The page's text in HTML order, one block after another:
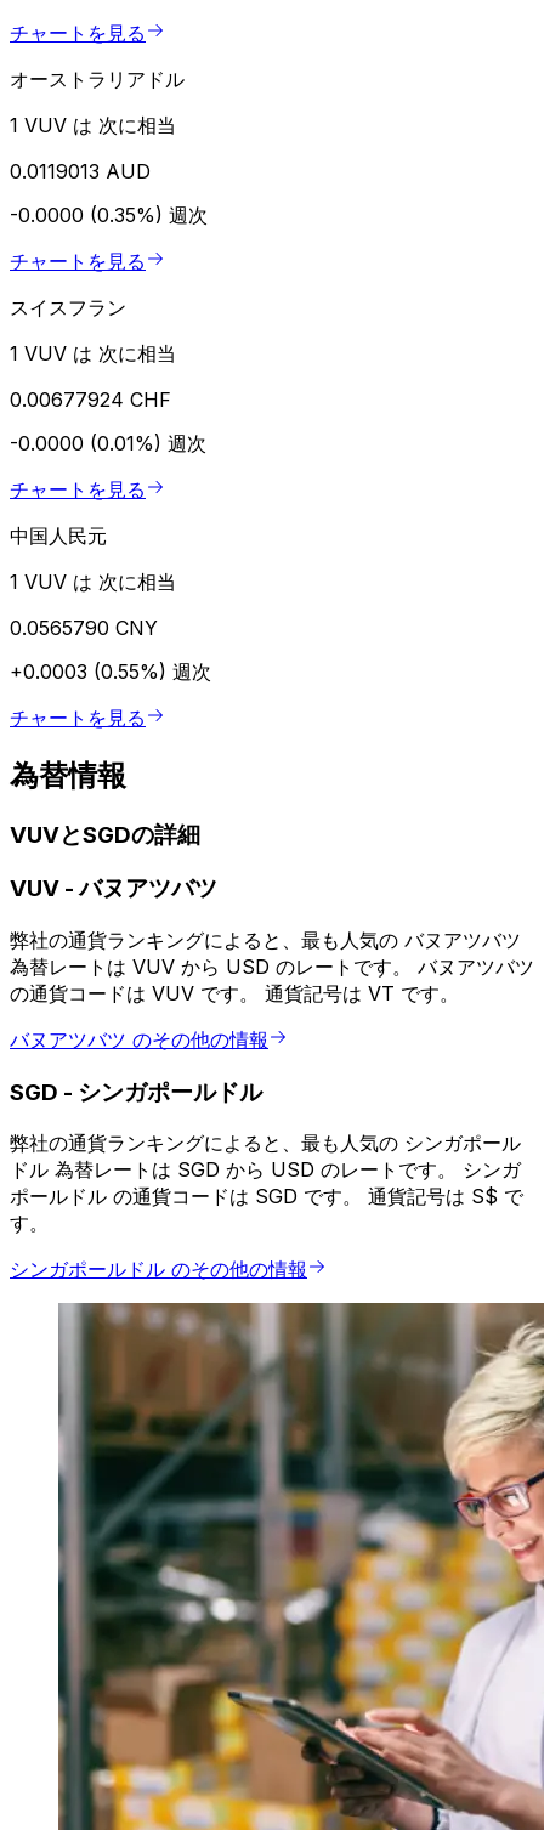
チャートを見る
オーストラリアドル
1 VUV は 次に相当
0.0119013 AUD
-0.0000 (0.35%) 週次
チャートを見る
スイスフラン
1 VUV は 次に相当
0.00677924 CHF
-0.0000 (0.01%) 週次
チャートを見る
中国人民元
1 VUV は 次に相当
0.0565790 CNY
+0.0003 (0.55%) 週次
チャートを見る
為替情報
VUVとSGDの詳細
VUV -バヌアツバツ
弊社の通貨ランキングによると、最も人気の バヌアツバツ
為替レートは VUV から USD のレートです。 バヌアツバツ
の通貨コードは VUV です。 通貨記号は VT です。
バヌアツバツ のその他の情報
SGD - シンガポールドル
弊社の通貨ランキングによると、最も人気の シンガポール
ドル 為替レートは SGD から USD のレートです。 シンガ
ポールドル の通貨コードは SGD です。 通貨記号は S$ で
す。
シンガポールドル のその他の情報